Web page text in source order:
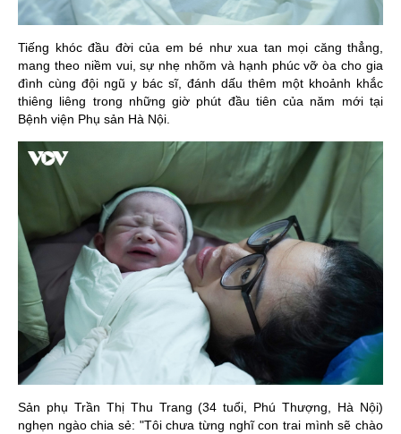
Tiếng khóc đầu đời của em bé như xua tan mọi căng thẳng,
mang theo niềm vui, sự nhẹ nhõm và hạnh phúc vỡ òa cho gia
đình cùng đội ngũ y bác sĩ, đánh dấu thêm một khoảnh khắc
thiêng liêng trong những giờ phút đầu tiên của năm mới tại
Bệnh viện Phụ sản Hà Nội.
Sản phụ Trần Thị Thu Trang (34 tuổi, Phú Thượng, Hà Nội)
nghẹn ngào chia sẻ: "Tôi chưa từng nghĩ con trai mình sẽ chào